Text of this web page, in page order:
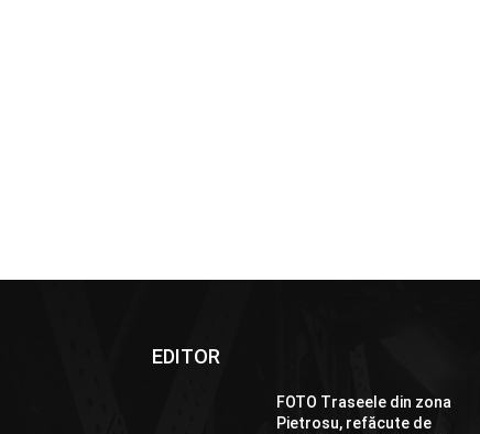
EDITOR
FOTO Traseele din zona
Pietrosu, refăcute de